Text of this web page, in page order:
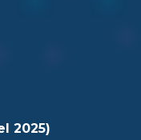
2025)